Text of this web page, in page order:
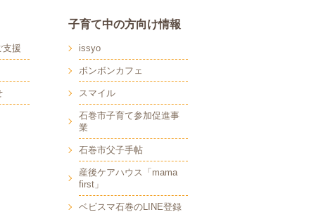
支援
子育て中の方向け情報
issyo
ボンボンカフェ
スマイル
石巻市子育て参加促進事
業
石巻市父子手帖
産後ケアハウス「mama
first」
ベビスマ石巻のLINE登録